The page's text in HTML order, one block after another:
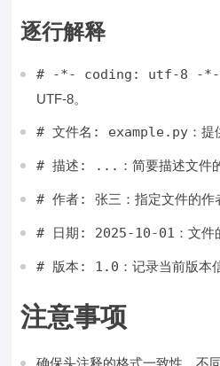
逐行解释
# -*- coding: utf-8 -*-
UTF-8。
# 文件名: example.py ：
# 描述: ... ：简要描述文件
# 作者: 张三 ：指定文件的作
# 日期: 2025-10-01 ：文件
# 版本: 1.0 ：记录当前版本
注意事项
确保头注释的格式一致性，不